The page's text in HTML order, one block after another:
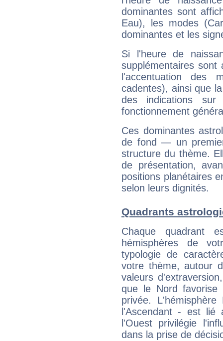
dominantes sont
Eau), les modes
dominantes et les
Si l'heure de
supplémentaires sont
l'accentuation des
cadentes), ainsi que
des indications sur
fonctionnement
Ces dominantes
de fond — un
structure du thème.
de présentation,
positions planétaires
selon leurs dignités.
Quadrants
Chaque quadrant
hémisphères de
typologie de
votre thème, autour
valeurs
que le Nord favorise
privée.
l'Ascendant - est
l'Ouest privilégie
dans la prise de